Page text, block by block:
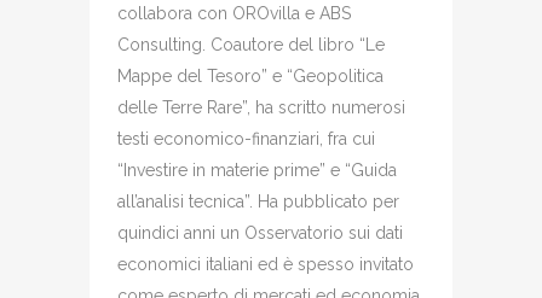
collabora con OROvilla e ABS
Consulting. Coautore del libro “Le
Mappe del Tesoro” e “Geopolitica
delle Terre Rare”, ha scritto numerosi
testi economico-finanziari, fra cui
“Investire in materie prime” e “Guida
all’analisi tecnica”. Ha pubblicato per
quindici anni un Osservatorio sui dati
economici italiani ed è spesso invitato